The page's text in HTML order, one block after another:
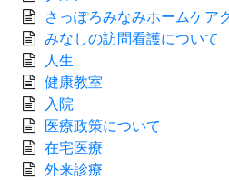
さっぽろみなみホームケア
みなしの訪問看護について
人生
健康教室
入院
医療政策について
在宅医療
外来診療